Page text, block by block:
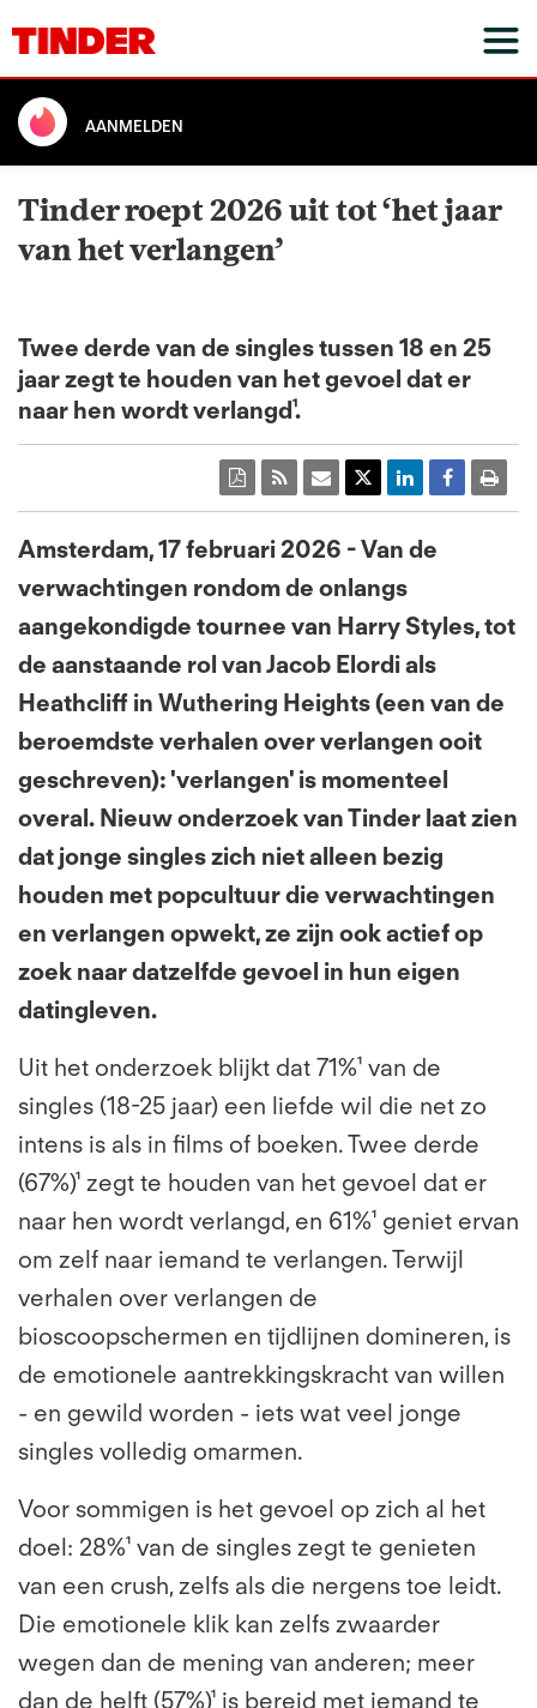
AANMELDEN
Tinder roept 2026 uit tot ‘het jaar
van het verlangen’
Twee derde van de singles tussen 18 en 25
jaar zegt te houden van het gevoel dat er
naar hen wordt verlangd¹.
Amsterdam, 17 februari 2026 - Van de
verwachtingen rondom de onlangs
aangekondigde tournee van Harry Styles, tot
de aanstaande rol van Jacob Elordi als
Heathcliff in Wuthering Heights (een van de
beroemdste verhalen over verlangen ooit
geschreven): 'verlangen' is momenteel
overal. Nieuw onderzoek van Tinder laat zien
dat jonge singles zich niet alleen bezig
houden met popcultuur die verwachtingen
en verlangen opwekt, ze zijn ook actief op
zoek naar datzelfde gevoel in hun eigen
datingleven.
Uit het onderzoek blijkt dat 71%¹ van de
singles (18-25 jaar) een liefde wil die net zo
intens is als in films of boeken. Twee derde
(67%)¹ zegt te houden van het gevoel dat er
naar hen wordt verlangd, en 61%¹ geniet ervan
om zelf naar iemand te verlangen. Terwijl
verhalen over verlangen de
bioscoopschermen en tijdlijnen domineren, is
de emotionele aantrekkingskracht van willen
- en gewild worden - iets wat veel jonge
singles volledig omarmen.
Voor sommigen is het gevoel op zich al het
doel: 28%¹ van de singles zegt te genieten
van een crush, zelfs als die nergens toe leidt.
Die emotionele klik kan zelfs zwaarder
wegen dan de mening van anderen; meer
dan de helft (57%)¹ is bereid met iemand te